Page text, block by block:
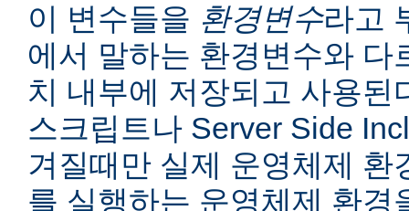
이 변수들을 환경변수라고
에서 말하는 환경변수와 다
치 내부에 저장되고 사용된
스크립트나 Server Side
겨질때만 실제 운영체제 환
를 실행하는 운영체제 환경